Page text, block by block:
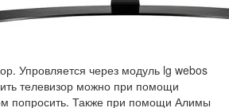
Упровляется через модуль lg webos
телевизор можно при помощи
попросить. Также при помощи Алимы